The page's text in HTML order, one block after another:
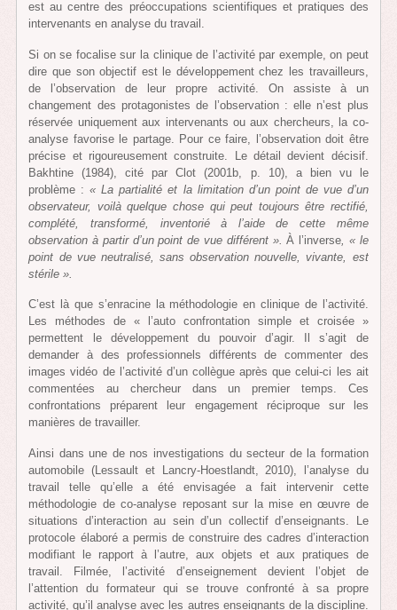
est au centre des préoccupations scientifiques et pratiques des
intervenants en analyse du travail.
Si on se focalise sur la clinique de l’activité par exemple, on peut
dire que son objectif est le développement chez les travailleurs,
de l’observation de leur propre activité. On assiste à un
changement des protagonistes de l’observation : elle n’est plus
réservée uniquement aux intervenants ou aux chercheurs, la co-
analyse favorise le partage. Pour ce faire, l’observation doit être
précise et rigoureusement construite. Le détail devient décisif.
Bakhtine (1984), cité par Clot (2001b, p. 10), a bien vu le
problème :« La partialité et la limitation d’un point de vue d’un
observateur, voilà quelque chose qui peut toujours être rectifié,
complété, transformé, inventorié à l’aide de cette même
observation à partir d’un point de vue différent ».À l’inverse , « le
point de vue neutralisé, sans observation nouvelle, vivante, est
stérile ».
C’est là que s’enracine la méthodologie en clinique de l’activité.
Les méthodes de « l’auto confrontation simple et croisée »
permettent le développement du pouvoir d’agir. Il s’agit de
demander à des professionnels différents de commenter des
images vidéo de l’activité d’un collègue après que celui-ci les ait
commentées au chercheur dans un premier temps. Ces
confrontations préparent leur engagement réciproque sur les
manières de travailler.
Ainsi dans une de nos investigations du secteur de la formation
automobile (Lessault et Lancry-Hoestlandt, 2010), l’analyse du
travail telle qu’elle a été envisagée a fait intervenir cette
méthodologie de co-analyse reposant sur la mise en œuvre de
situations d’interaction au sein d’un collectif d’enseignants. Le
protocole élaboré a permis de construire des cadres d’interaction
modifiant le rapport à l’autre, aux objets et aux pratiques de
travail. Filmée, l’activité d’enseignement devient l’objet de
l’attention du formateur qui se trouve confronté à sa propre
activité, qu’il analyse avec les autres enseignants de la discipline.